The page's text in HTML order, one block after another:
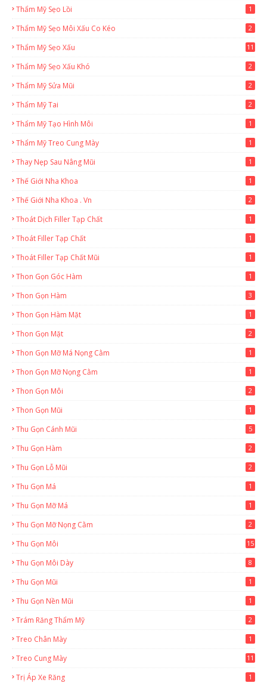
Thẩm Mỹ Sẹo Lồi 1
Thẩm Mỹ Sẹo Môi Xấu Co Kéo 2
Thẩm Mỹ Sẹo Xấu 11
Thẩm Mỹ Sẹo Xấu Khó 2
Thẩm Mỹ Sửa Mũi 2
Thẩm Mỹ Tai 2
Thẩm Mỹ Tạo Hình Môi 1
Thẩm Mỹ Treo Cung Mày 1
Thay Nẹp Sau Nâng Mũi 1
Thế Giới Nha Khoa 1
Thế Giới Nha Khoa . Vn 2
Thoát Dịch Filler Tạp Chất 1
Thoát Filler Tạp Chất 1
Thoát Filler Tạp Chất Mũi 1
Thon Gọn Góc Hàm 1
Thon Gọn Hàm 3
Thon Gọn Hàm Mặt 1
Thon Gọn Mặt 2
Thon Gọn Mỡ Má Nọng Cằm 1
Thon Gọn Mỡ Nọng Cằm 1
Thon Gọn Môi 2
Thon Gọn Mũi 1
Thu Gọn Cánh Mũi 5
Thu Gọn Hàm 2
Thu Gọn Lỗ Mũi 2
Thu Gọn Má 1
Thu Gọn Mỡ Má 1
Thu Gọn Mỡ Nọng Cằm 2
Thu Gọn Môi 15
Thu Gọn Môi Dày 8
Thu Gọn Mũi 1
Thu Gọn Nền Mũi 1
Trám Răng Thẩm Mỹ 2
Treo Chân Mày 1
Treo Cung Mày 11
Trị Áp Xe Răng 1